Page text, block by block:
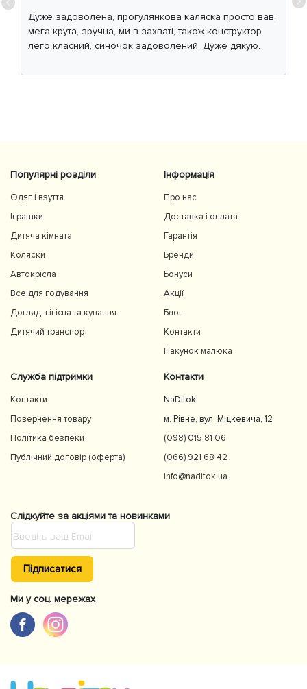
Дуже задоволена, прогулянкова каляска просто вав,
мега крута, зручна, ми в захваті, також конструктор
лего класний, синочок задоволений. Дуже дякую.
Популярні розділи
Одяг і взуття
Іграшки
Дитяча кімната
Коляски
Автокрісла
Все для годування
Догляд, гігієна та купання
Дитячий транспорт
Інформація
Про нас
Доставка і оплата
Гарантія
Бренди
Бонуси
Акції
Блог
Контакти
Пакунок малюка
Служба підтримки
Контакти
Повернення товару
Політика безпеки
Публічний договір (оферта)
Контакти
NaDitok
м. Рівне, вул. Міцкевича, 12
(098) 015 81 06
(066) 921 68 42
info@naditok.ua
Слідкуйте за акціями та новинками
Підписатися
Ми у соц. мережах